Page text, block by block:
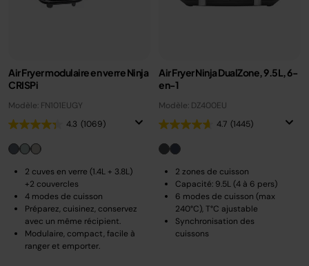
Air Fryer modulaire en verre Ninja
CRISPi
Modèle: FN101EUGY
4.3 (1069)
2 cuves en verre (1.4L + 3.8L)
+2 couvercles
4 modes de cuisson
Préparez, cuisinez, conservez
avec un même récipient.
Modulaire, compact, facile à
ranger et emporter.
Air Fryer Ninja DualZone, 9.5L, 6-
en-1
Modèle: DZ400EU
4.7 (1445)
2 zones de cuisson
Capacité: 9.5L (4 à 6 pers)
6 modes de cuisson (max
240°C), T°C ajustable
Synchronisation des
cuissons